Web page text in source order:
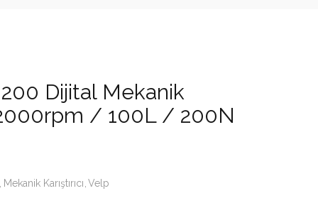
Dijital Mekanik
2000rpm / 100L / 200N
Mekanik Karıştırıcı Velp